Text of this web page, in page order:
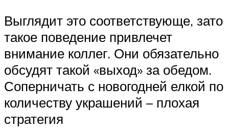
Выглядит это соответствующе, зато
такое поведение привлечет
внимание коллег. Они обязательно
обсудят такой «выход» за обедом.
Соперничать с новогодней елкой по
количеству украшений – плохая
стратегия